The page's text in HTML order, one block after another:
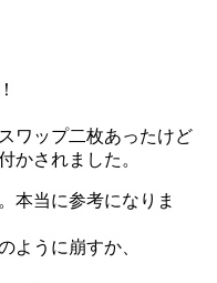
ワップ二枚あったけど
されました。
本当に参考になりま
ように崩すか、